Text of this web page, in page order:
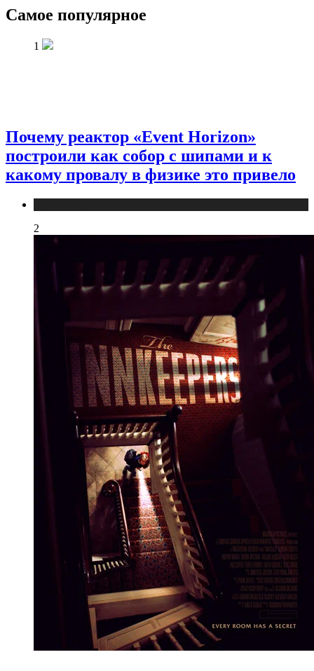
Самое популярное
1
Почему реактор «Event Horizon»
построили как собор с шипами и к
какому провалу в физике это привело
2